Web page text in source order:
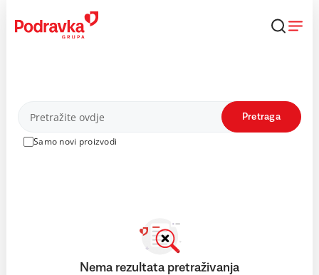
content
Proizvodi
Samo novi proizvodi
Pretraga
Nema rezultata pretraživanja